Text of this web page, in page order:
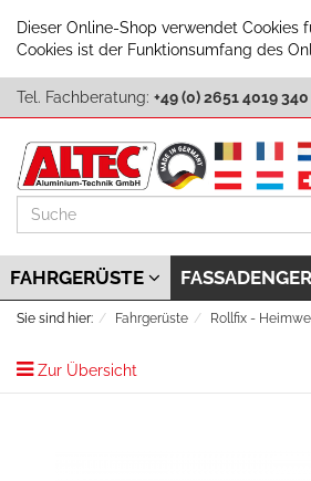
Dieser Online-Shop verwendet
Cookies ist der Funktionsumfang des
Tel. Fachberatung: +49 (0) 2651 4019 340
Suche
FAHRGERÜSTE
Sie sind hier: Fahrgerüste Rollfix -
Zur Übersicht